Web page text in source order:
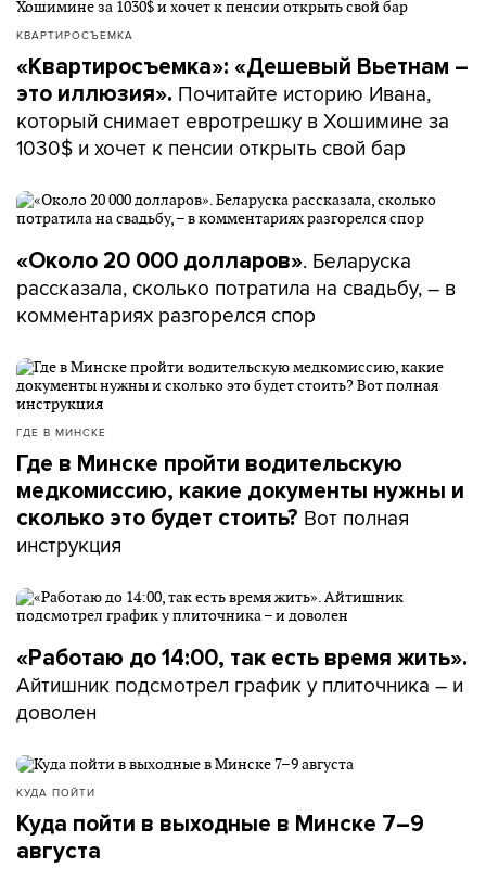
КВАРТИРОСЪЕМКА
«Квартиросъемка»: «Дешевый Вьетнам –
это иллюзия». Почитайте историю Ивана,
который снимает евротрешку в Хошимине за
1030$ и хочет к пенсии открыть свой бар
«Около 20 000 долларов». Беларуска
рассказала, сколько потратила на свадьбу, – в
комментариях разгорелся спор
ГДЕ В МИНСКЕ
Где в Минске пройти водительскую
медкомиссию, какие документы нужны и
сколько это будет стоить? Вот полная
инструкция
«Работаю до 14:00, так есть время жить».
Айтишник подсмотрел график у плиточника – и
доволен
КУДА ПОЙТИ
Куда пойти в выходные в Минске 7–9
августа